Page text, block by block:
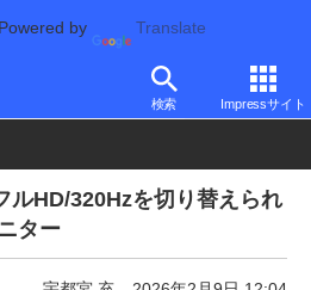
by Translate
検索 Impressサイト
その他
ルHD/320Hzを切り替えられ
ター